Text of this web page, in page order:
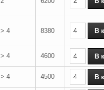
> 4 8380
> 4 4600
> 4 4500